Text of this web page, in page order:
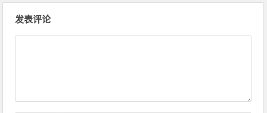
发表评论